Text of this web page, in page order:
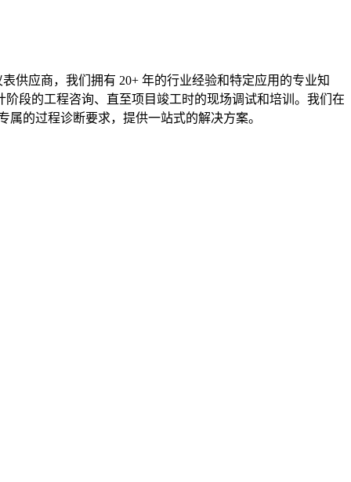
供应商，我们拥有 20+ 年的行业经验和特定应用的专业知
段的工程咨询、直至项目竣工时的现场调试和培训。我们在
的过程诊断要求，提供一站式的解决方案。